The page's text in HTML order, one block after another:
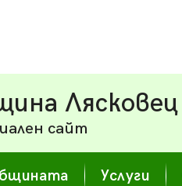
Лясковец
сайт
Услуги